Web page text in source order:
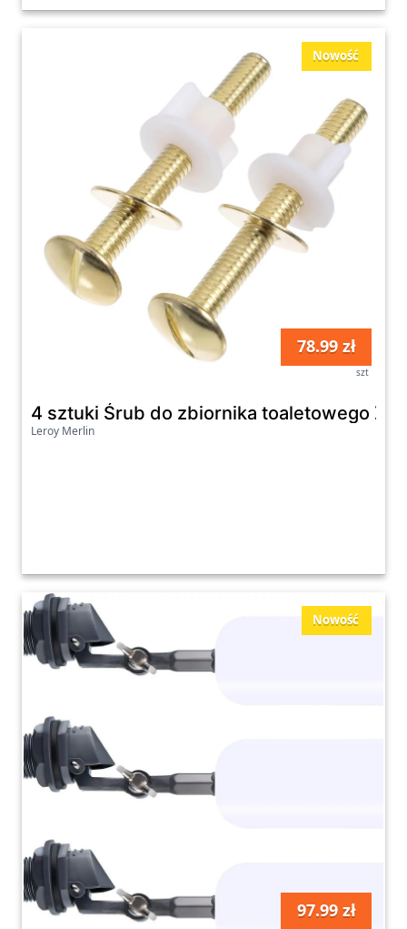
Nowość
78.99 zł
szt
4 sztuki Śrub do zbiornika toaletowego
Leroy Merlin
Nowość
97.99 zł